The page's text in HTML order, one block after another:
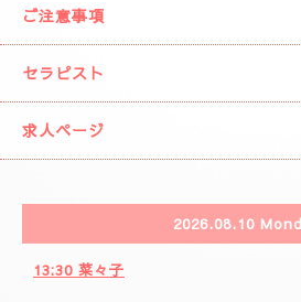
ご注意事項
セラピスト
求人ページ
2026.08.10
13:30 菜々子